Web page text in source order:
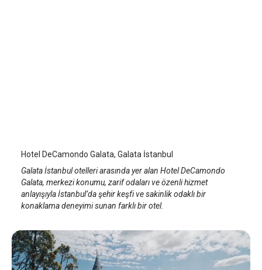
Hotel DeCamondo Galata, Galata İstanbul
Galata İstanbul otelleri arasında yer alan Hotel DeCamondo
Galata, merkezi konumu, zarif odaları ve özenli hizmet
anlayışıyla İstanbul’da şehir keşfi ve sakinlik odaklı bir
konaklama deneyimi sunan farklı bir otel.